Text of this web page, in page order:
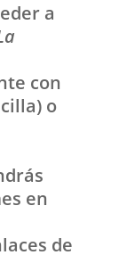
a
con
o
en
de